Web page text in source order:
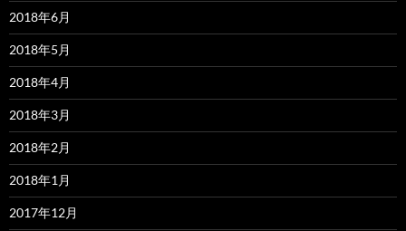
2018年6月
2018年5月
2018年4月
2018年3月
2018年2月
2018年1月
2017年12月